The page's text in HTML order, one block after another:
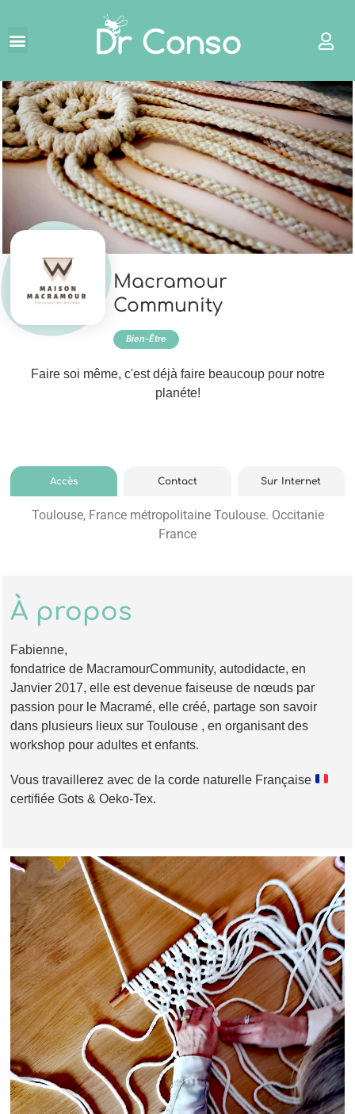
Macramour
Community
Bien-Être
Faire soi même, c'est déjà faire beaucoup pour notre
planéte!
Accès
Toulouse, France métropolitaine Toulouse. Occitanie
France
Contact Sur Internet
À propos
Fabienne,
fondatrice de MacramourCommunity, autodidacte, en
Janvier 2017, elle est devenue faiseuse de nœuds par
passion pour le Macramé, elle créé, partage son savoir
dans plusieurs lieux sur Toulouse , en organisant des
workshop pour adultes et enfants.
Vous travaillerez avec de la corde naturelle Française
certifiée Gots & Oeko-Tex.